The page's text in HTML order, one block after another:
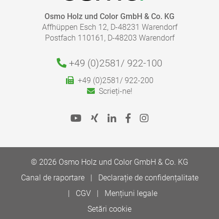
localizat, de exemplu în zona ușilor și a căilor de
trecere, fără a lăsa urme vizibile. În cazul unei uzuri
mai puternice, podeaua trebuie tratată cu Osmo
Osmo Holz und Color GmbH & Co. KG
Affhüppen Esch 12, D-48231 Warendorf
Postfach 110161, D-48203 Warendorf
+49 (0)2581/ 922-100
+49 (0)2581/ 922-200
Scrieți-ne!
© 2026 Osmo Holz und Color GmbH & Co. KG
Canal de raportare
Declarație de confidențalitate
CGV
Mențiuni legale
Setări cookie